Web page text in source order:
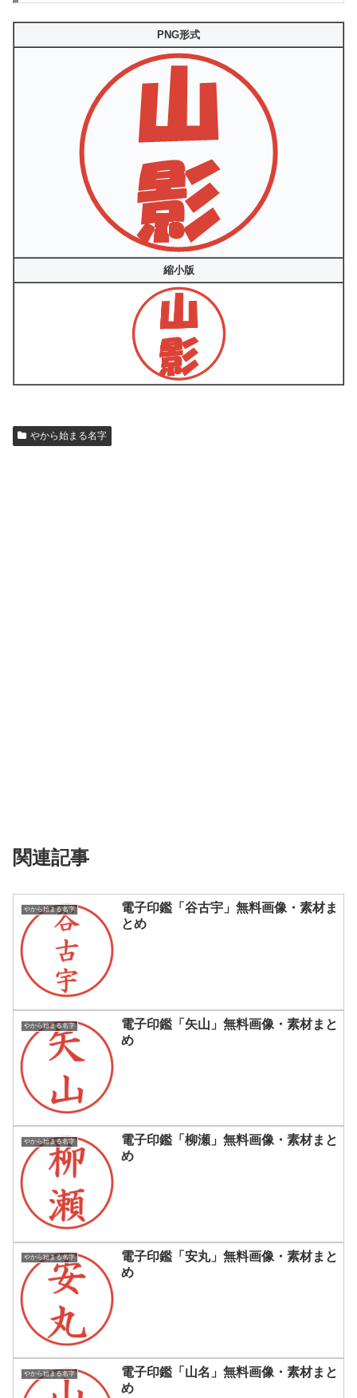
PNG形式
縮小版
やから始まる名字
関連記事
やから始まる名字
電子印鑑「谷古宇」無料画像・素材ま
とめ
やから始まる名字
電子印鑑「矢山」無料画像・素材まと
め
やから始まる名字
電子印鑑「柳瀬」無料画像・素材まと
め
やから始まる名字
電子印鑑「安丸」無料画像・素材まと
め
やから始まる名字
電子印鑑「山名」無料画像・素材まと
め